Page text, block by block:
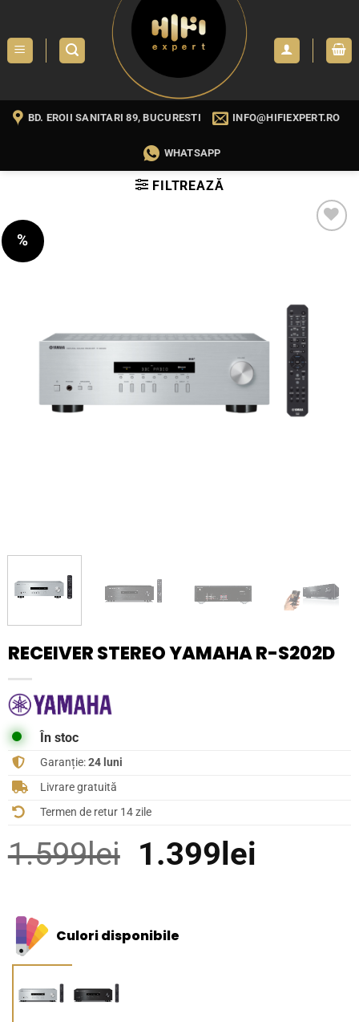
content
BD. EROII SANITARI 89, BUCURESTI INFO@HIFIEXPERT.RO
WHATSAPP
FILTREAZĂ
%
RECEIVER STEREO YAMAHA R-S202D
În stoc
Garanție:24 luni
Livrare gratuită
Termen de retur 14 zile
1.599lei Prețul
fost:
1.399lei
Culori disponibile